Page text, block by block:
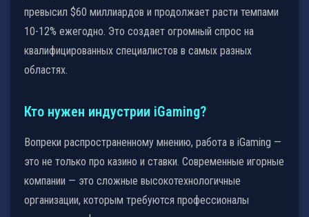
превысил $60 миллиардов и продолжает расти темпами
10-12% ежегодно. Это создает огромный спрос на
квалифицированных специалистов в самых разных
областях.
Кто нужен индустрии iGaming?
Вопреки распространенному мнению, работа в iGaming —
это не только про казино и ставки. Современные игорные
компании — это сложные высокотехнологичные
организации, которым требуются профессионалы